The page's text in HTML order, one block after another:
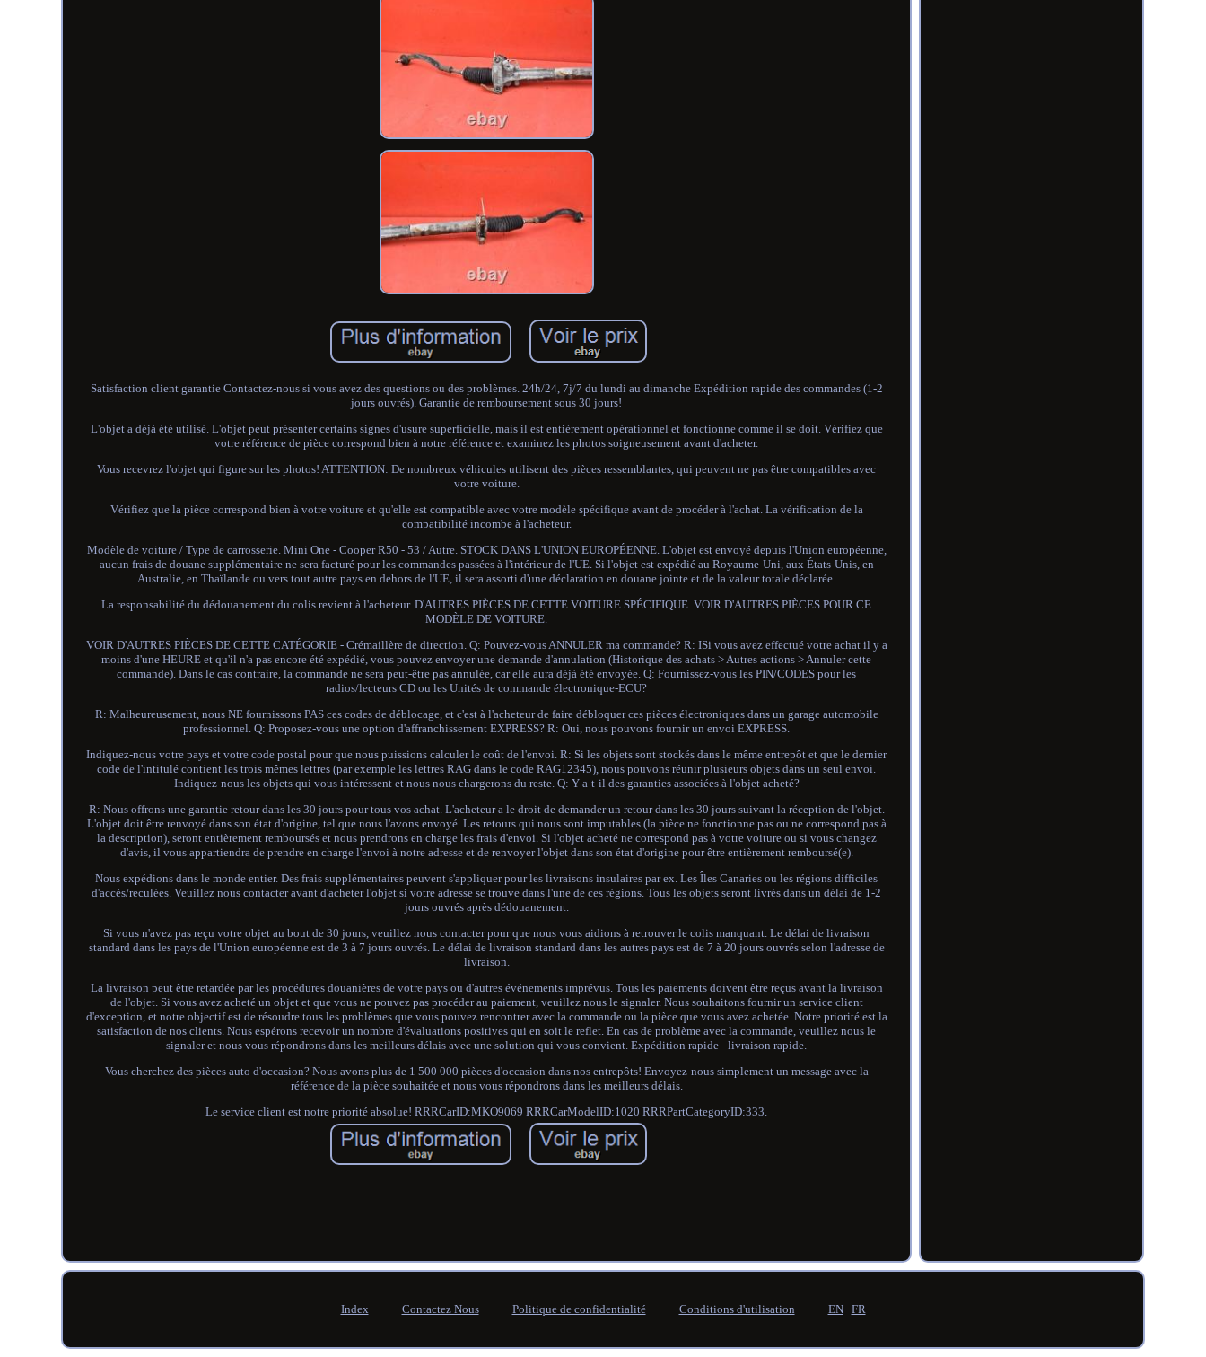
Satisfaction client garantie Contactez-nous si vous avez des questions ou des problèmes. 24h/24, 7j/7 du lundi au dimanche Expédition rapide des commandes (1-2
jours ouvrés). Garantie de remboursement sous 30 jours!
L'objet a déjà été utilisé. L'objet peut présenter certains signes d'usure superficielle, mais il est entièrement opérationnel et fonctionne comme il se doit. Vérifiez que
votre référence de pièce correspond bien à notre référence et examinez les photos soigneusement avant d'acheter.
Vous recevrez l'objet qui figure sur les photos! ATTENTION: De nombreux véhicules utilisent des pièces ressemblantes, qui peuvent ne pas être compatibles avec
votre voiture.
Vérifiez que la pièce correspond bien à votre voiture et qu'elle est compatible avec votre modèle spécifique avant de procéder à l'achat. La vérification de la
compatibilité incombe à l'acheteur.
Modèle de voiture / Type de carrosserie. Mini One - Cooper R50 - 53 / Autre. STOCK DANS L'UNION EUROPÉENNE. L'objet est envoyé depuis l'Union européenne,
aucun frais de douane supplémentaire ne sera facturé pour les commandes passées à l'intérieur de l'UE. Si l'objet est expédié au Royaume-Uni, aux États-Unis, en
Australie, en Thaïlande ou vers tout autre pays en dehors de l'UE, il sera assorti d'une déclaration en douane jointe et de la valeur totale déclarée.
La responsabilité du dédouanement du colis revient à l'acheteur. D'AUTRES PIÈCES DE CETTE VOITURE SPÉCIFIQUE. VOIR D'AUTRES PIÈCES POUR CE
MODÈLE DE VOITURE.
VOIR D'AUTRES PIÈCES DE CETTE CATÉGORIE - Crémaillère de direction. Q: Pouvez-vous ANNULER ma commande? R: ISi vous avez effectué votre achat il y a
moins d'une HEURE et qu'il n'a pas encore été expédié, vous pouvez envoyer une demande d'annulation (Historique des achats > Autres actions > Annuler cette
commande). Dans le cas contraire, la commande ne sera peut-être pas annulée, car elle aura déjà été envoyée. Q: Fournissez-vous les PIN/CODES pour les
radios/lecteurs CD ou les Unités de commande électronique-ECU?
R: Malheureusement, nous NE fournissons PAS ces codes de déblocage, et c'est à l'acheteur de faire débloquer ces pièces électroniques dans un garage automobile
professionnel. Q: Proposez-vous une option d'affranchissement EXPRESS? R: Oui, nous pouvons fournir un envoi EXPRESS.
Indiquez-nous votre pays et votre code postal pour que nous puissions calculer le coût de l'envoi. R: Si les objets sont stockés dans le même entrepôt et que le dernier
code de l'intitulé contient les trois mêmes lettres (par exemple les lettres RAG dans le code RAG12345), nous pouvons réunir plusieurs objets dans un seul envoi.
Indiquez-nous les objets qui vous intéressent et nous nous chargerons du reste. Q: Y a-t-il des garanties associées à l'objet acheté?
R: Nous offrons une garantie retour dans les 30 jours pour tous vos achat. L'acheteur a le droit de demander un retour dans les 30 jours suivant la réception de l'objet.
L'objet doit être renvoyé dans son état d'origine, tel que nous l'avons envoyé. Les retours qui nous sont imputables (la pièce ne fonctionne pas ou ne correspond pas à
la description), seront entièrement remboursés et nous prendrons en charge les frais d'envoi. Si l'objet acheté ne correspond pas à votre voiture ou si vous changez
d'avis, il vous appartiendra de prendre en charge l'envoi à notre adresse et de renvoyer l'objet dans son état d'origine pour être entièrement remboursé(e).
Nous expédions dans le monde entier. Des frais supplémentaires peuvent s'appliquer pour les livraisons insulaires par ex. Les Îles Canaries ou les régions difficiles
d'accès/reculées. Veuillez nous contacter avant d'acheter l'objet si votre adresse se trouve dans l'une de ces régions. Tous les objets seront livrés dans un délai de 1-2
jours ouvrés après dédouanement.
Si vous n'avez pas reçu votre objet au bout de 30 jours, veuillez nous contacter pour que nous vous aidions à retrouver le colis manquant. Le délai de livraison
standard dans les pays de l'Union européenne est de 3 à 7 jours ouvrés. Le délai de livraison standard dans les autres pays est de 7 à 20 jours ouvrés selon l'adresse de
livraison.
La livraison peut être retardée par les procédures douanières de votre pays ou d'autres événements imprévus. Tous les paiements doivent être reçus avant la livraison
de l'objet. Si vous avez acheté un objet et que vous ne pouvez pas procéder au paiement, veuillez nous le signaler. Nous souhaitons fournir un service client
d'exception, et notre objectif est de résoudre tous les problèmes que vous pouvez rencontrer avec la commande ou la pièce que vous avez achetée. Notre priorité est la
satisfaction de nos clients. Nous espérons recevoir un nombre d'évaluations positives qui en soit le reflet. En cas de problème avec la commande, veuillez nous le
signaler et nous vous répondrons dans les meilleurs délais avec une solution qui vous convient. Expédition rapide - livraison rapide.
Vous cherchez des pièces auto d'occasion? Nous avons plus de 1 500 000 pièces d'occasion dans nos entrepôts! Envoyez-nous simplement un message avec la
référence de la pièce souhaitée et nous vous répondrons dans les meilleurs délais.
Le service client est notre priorité absolue! RRRCarID:MKO9069 RRRCarModelID:1020 RRRPartCategoryID:333.
Index Contactez Nous Politique de confidentialité Conditions d'utilisation EN FR